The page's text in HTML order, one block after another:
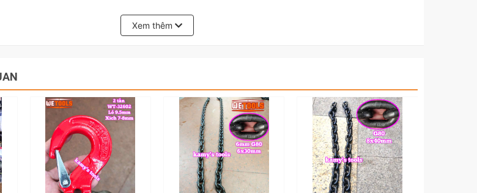
để biết thêm thông tin chi tiết sản phẩm kích con đội răng cơ khí 50 tấn thấp lùn 315mm-
Xem thêm